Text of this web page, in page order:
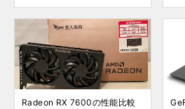
Radeon RX 7600の性能比較